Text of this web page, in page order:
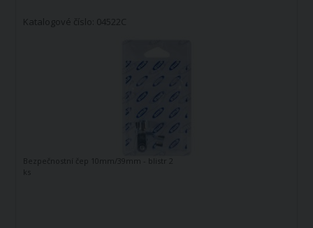
Katalogové číslo: 04522C
Bezpečnostní čep 10mm/39mm - blistr 2
ks